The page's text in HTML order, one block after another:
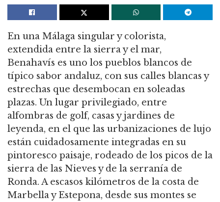
En una Málaga singular y colorista,
extendida entre la sierra y el mar,
Benahavís es uno los pueblos blancos de
típico sabor andaluz, con sus calles blancas y
estrechas que desembocan en soleadas
plazas. Un lugar privilegiado, entre
alfombras de golf, casas y jardines de
leyenda, en el que las urbanizaciones de lujo
están cuidadosamente integradas en su
pintoresco paisaje, rodeado de los picos de la
sierra de las Nieves y de la serranía de
Ronda. A escasos kilómetros de la costa de
Marbella y Estepona, desde sus montes se